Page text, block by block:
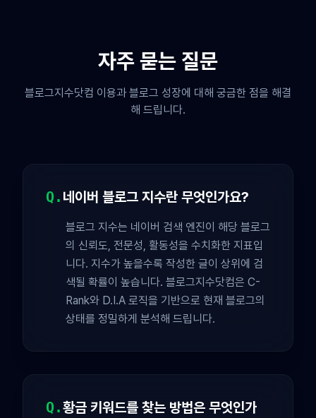
자주 묻는 질문
블로그지수닷컴 이용과 블로그 성장에 대해 궁금한 점을 해결
해 드립니다.
Q. 네이버 블로그 지수란 무엇인가요?
블로그 지수는 네이버 검색 엔진이 해당 블로그
의 신뢰도, 전문성, 활동성을 수치화한 지표입
니다. 지수가 높을수록 작성한 글이 상위에 검
색될 확률이 높습니다. 블로그지수닷컴은 C-
Rank와 D.I.A 로직을 기반으로 현재 블로그의
상태를 정밀하게 분석해 드립니다.
Q.황금 키워드를 찾는 방법은 무엇인가